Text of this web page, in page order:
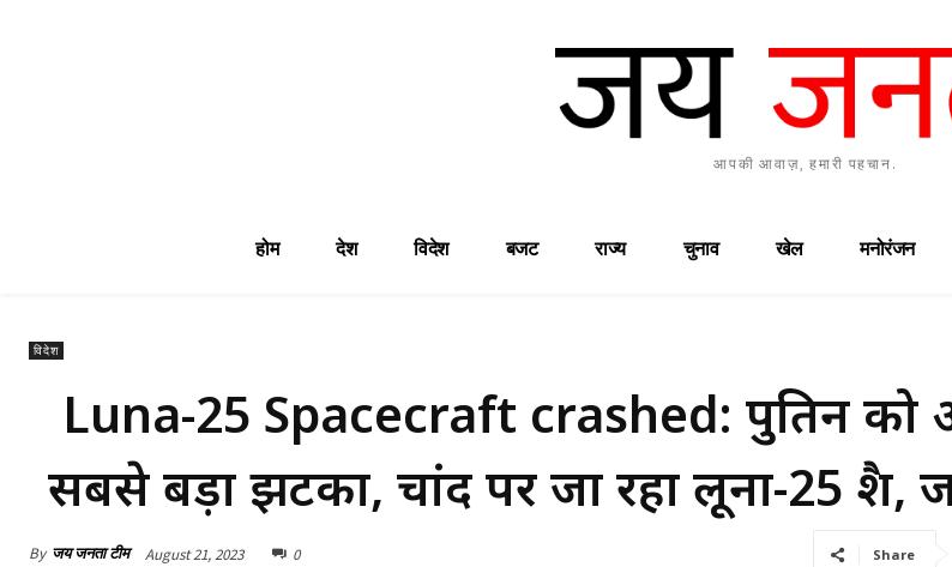
आपकी आवाज़, हमारी पहचान.
होम देश विदेश बजट राज्य चुनाव खेल मनोरंजन
विदेश
Luna-25 Spacecraft crashed: पुतिन
सबसे बड़ा झटका, चांद पर जा रहा लूना-25 क्रैश,
By जय जनता टीम August 21, 2023 0 Share